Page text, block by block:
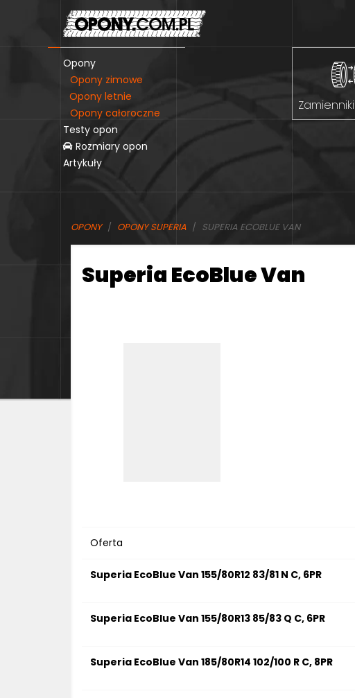
Opony
Opony zimowe
Opony letnie
Opony całoroczne
Testy opon
Rozmiary opon
Artykuły
Zamienniki
OPONY OPONY SUPERIA SUPERIA ECOBLUE VAN
Superia EcoBlue Van
Oferta
Superia EcoBlue Van 155/80R12 83/81 N C, 6PR
Superia EcoBlue Van 155/80R13 85/83 Q C, 6PR
Superia EcoBlue Van 185/80R14 102/100 R C, 8PR